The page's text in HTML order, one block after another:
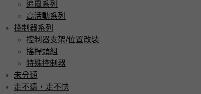
追風系列
高活動系列
控制器系列
控制器支架/位置改裝
搖桿頭組
特殊控制器
未分類
走不遠，走不快